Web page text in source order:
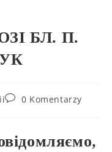
БЛ. П.
0 Komentarzy